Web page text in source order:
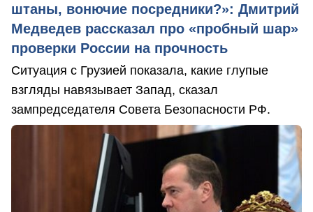
штаны, вонючие посредники?»: Дмитрий
Медведев рассказал про «пробный шар»
проверки России на прочность
Ситуация с Грузией показала, какие глупые
взгляды навязывает Запад, сказал
зампредседателя Совета Безопасности РФ.